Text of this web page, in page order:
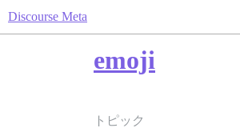
Discourse Meta
emoji
トピック